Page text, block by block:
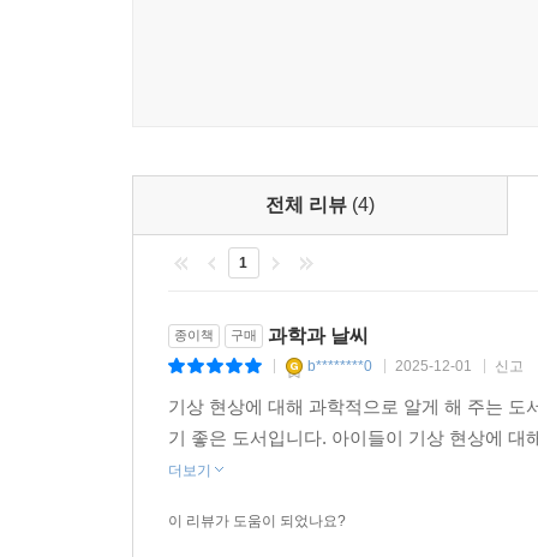
전체 리뷰 (4)
1
종이책 구매 과학과 날씨
b********0 2025-12-01 신고
기상 현상에 대해 과학적으로 알게 해 주는
기 좋은 도서입니다. 아이들이 기상 현상에
더보기
이 리뷰가 도움이 되었나요?